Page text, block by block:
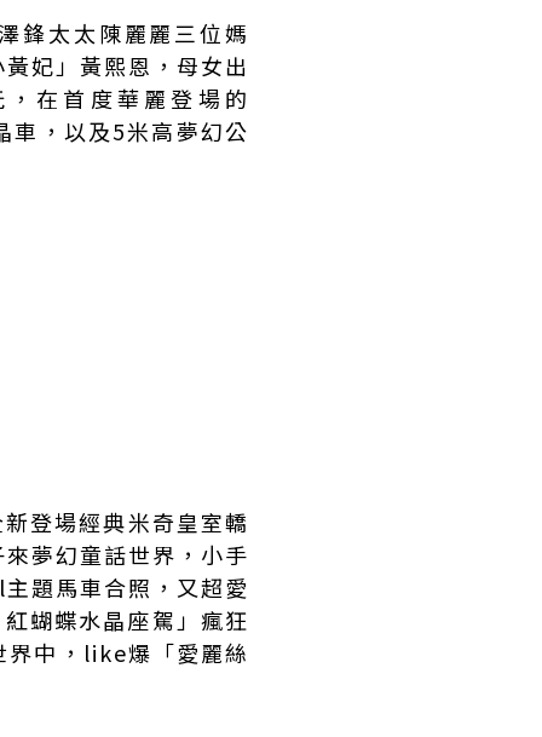
鋒太太陳麗麗三位媽
妃」黃熙恩，母女出
，在首度華麗登場的
，以及5米高夢幻公
登場經典米奇皇室轎
夢幻童話世界，小手
題馬車合照，又超愛
蝴蝶水晶座駕」瘋狂
界中，like爆「愛麗絲